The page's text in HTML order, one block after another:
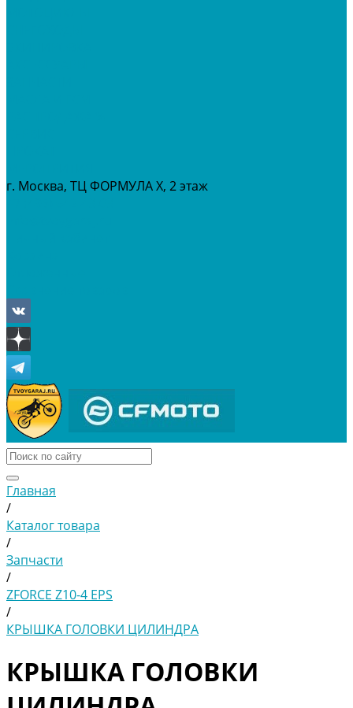
г. Москва, ТЦ ФОРМУЛА Х, 2 этаж
Главная
/
Каталог товара
/
Запчасти
/
ZFORCE Z10-4 EPS
/
КРЫШКА ГОЛОВКИ ЦИЛИНДРА
КРЫШКА ГОЛОВКИ